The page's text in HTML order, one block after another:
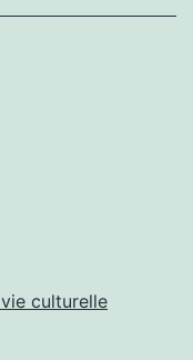
culturelle